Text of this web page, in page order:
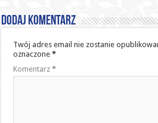
Dodaj komentarz
Twój adres email nie zostanie
oznaczone*
Komentarz*